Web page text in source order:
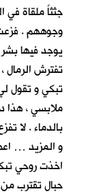
جثثاً ملقاة
وجوههم .
يوجد فيها
تفترش الرمال
تبكي و تقول
ملابسي ، هذا
بالدماء . لا
و المزيد …
اخذت روحي
حبال تقترب